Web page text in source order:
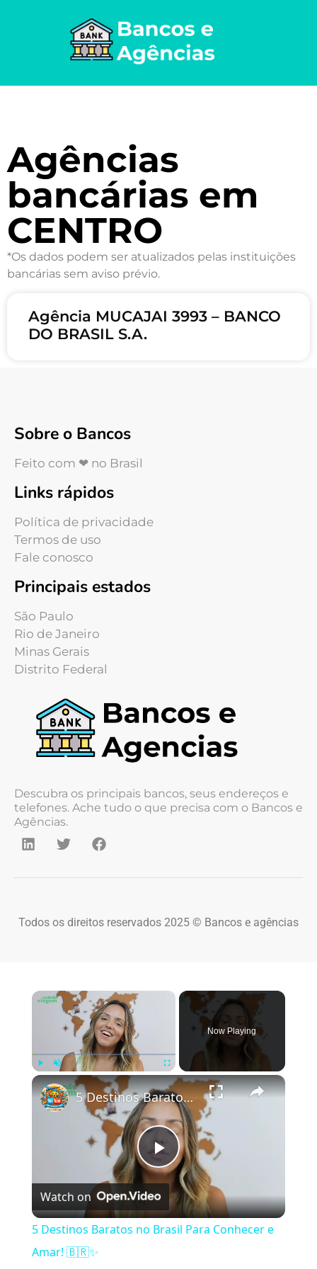
Agências
bancárias em
CENTRO
*Os dados podem ser atualizados pelas instituições
bancárias sem aviso prévio.
Agência MUCAJAI 3993 – BANCO
DO BRASIL S.A.
Sobre o Bancos
Feito com ❤ no Brasil
Links rápidos
Política de privacidade
Termos de uso
Fale conosco
Principais estados
São Paulo
Rio de Janeiro
Minas Gerais
Distrito Federal
Descubra os principais bancos, seus endereços e
telefones. Ache tudo o que precisa com o Bancos e
Agências.
Todos os direitos reservados 2025 © Bancos e agências
×
Fullscreen
Now Playing
×
Play Video
5 Destinos Baratos no Brasil Para Conhecer e Amar! 🇧🇷✨
Watch on
5 Destinos Baratos no Brasil Para Conhecer e
Amar! 🇧🇷✨